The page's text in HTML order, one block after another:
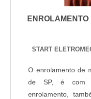
START
O enrolamento de
de SP, é com
enrolamento,